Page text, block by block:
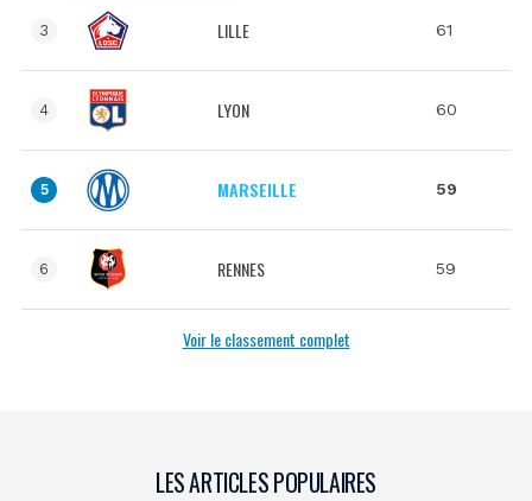
3 LILLE 61
4 LYON 60
5 MARSEILLE 59
6 RENNES 59
Voir le classement complet
LES ARTICLES POPULAIRES